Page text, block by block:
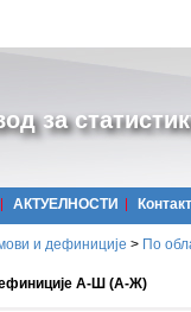
за
АКТУЕЛНОСТИ Контакт
и дефиниције > По
А-Ш (А-Ж)